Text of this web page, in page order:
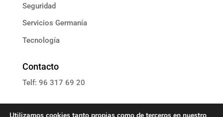
Seguridad
Servicios Germanía
Tecnología
Contacto
Telf: 96 317 69 20
E: informacion@grupoassista.com